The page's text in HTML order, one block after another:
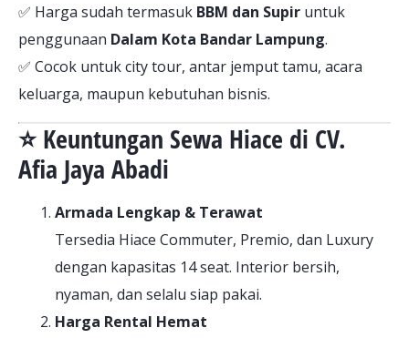
✅ Harga sudah termasuk BBM dan Supir untuk
penggunaan Dalam Kota Bandar Lampung.
✅ Cocok untuk city tour, antar jemput tamu, acara
keluarga, maupun kebutuhan bisnis.
⭐ Keuntungan Sewa Hiace di CV.
Afia Jaya Abadi
Armada Lengkap & Terawat
Tersedia Hiace Commuter, Premio, dan Luxury
dengan kapasitas 14 seat. Interior bersih,
nyaman, dan selalu siap pakai.
Harga Rental Hemat